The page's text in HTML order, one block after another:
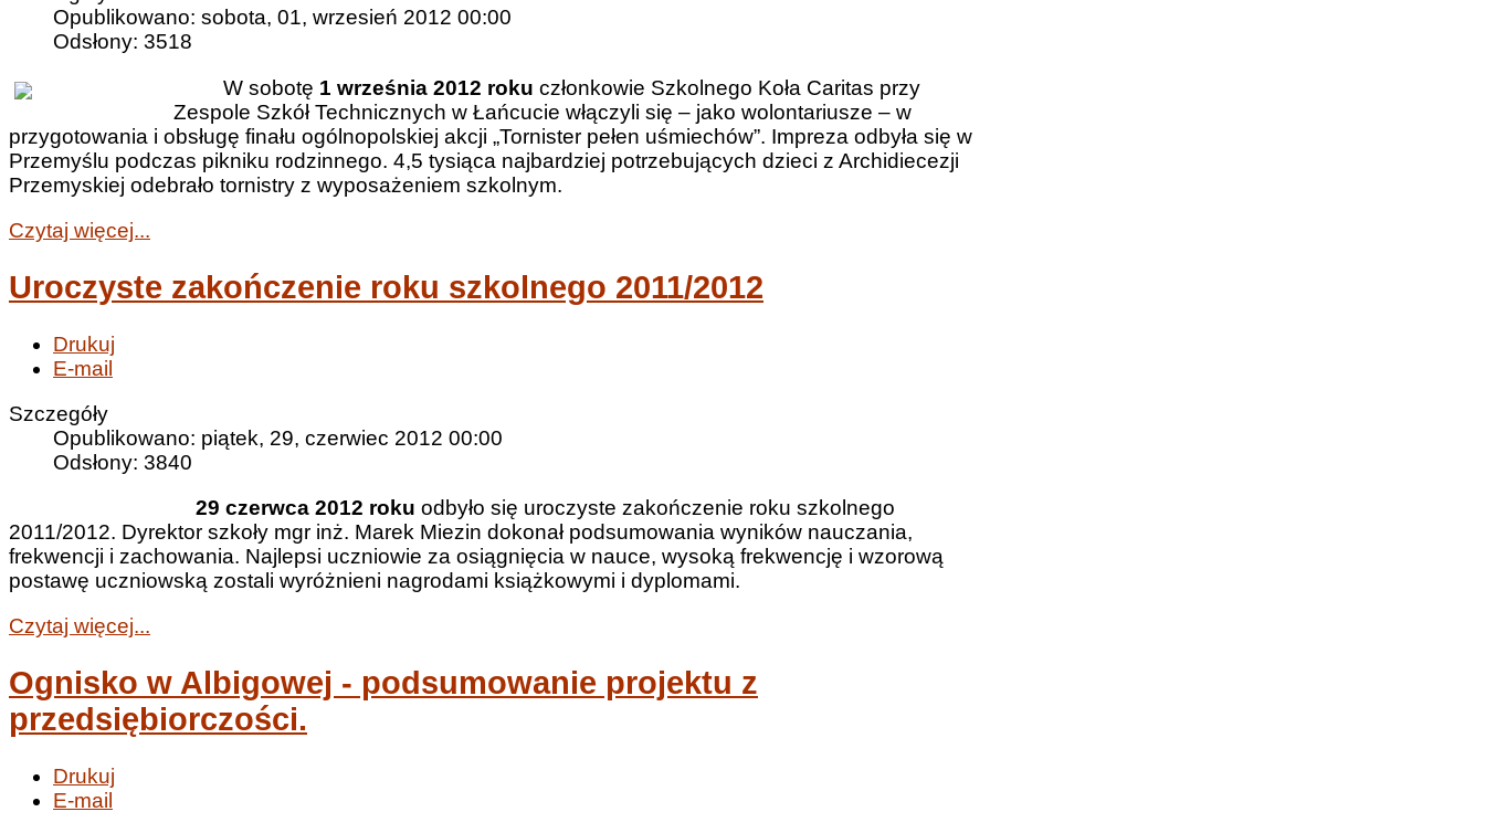
Opublikowano: sobota, 01, wrzesień 2012 00:00
Odsłony: 3518
W sobotę 1 września 2012 roku członkowie Szkolnego Koła Caritas przy
Zespole Szkół Technicznych w Łańcucie włączyli się – jako wolontariusze – w
przygotowania i obsługę finału ogólnopolskiej akcji „Tornister pełen uśmiechów”. Impreza odbyła się w
Przemyślu podczas pikniku rodzinnego. 4,5 tysiąca najbardziej potrzebujących dzieci z Archidiecezji
Przemyskiej odebrało tornistry z wyposażeniem szkolnym.
Czytaj więcej...
Uroczyste zakończenie roku szkolnego 2011/2012
Drukuj
E-mail
Szczegóły
Opublikowano: piątek, 29, czerwiec 2012 00:00
Odsłony: 3840
29 czerwca 2012 roku odbyło się uroczyste zakończenie roku szkolnego
2011/2012. Dyrektor szkoły mgr inż. Marek Miezin dokonał podsumowania wyników nauczania,
frekwencji i zachowania. Najlepsi uczniowie za osiągnięcia w nauce, wysoką frekwencję i wzorową
postawę uczniowską zostali wyróżnieni nagrodami książkowymi i dyplomami.
Czytaj więcej...
Ognisko w Albigowej - podsumowanie projektu z
przedsiębiorczości.
Drukuj
E-mail